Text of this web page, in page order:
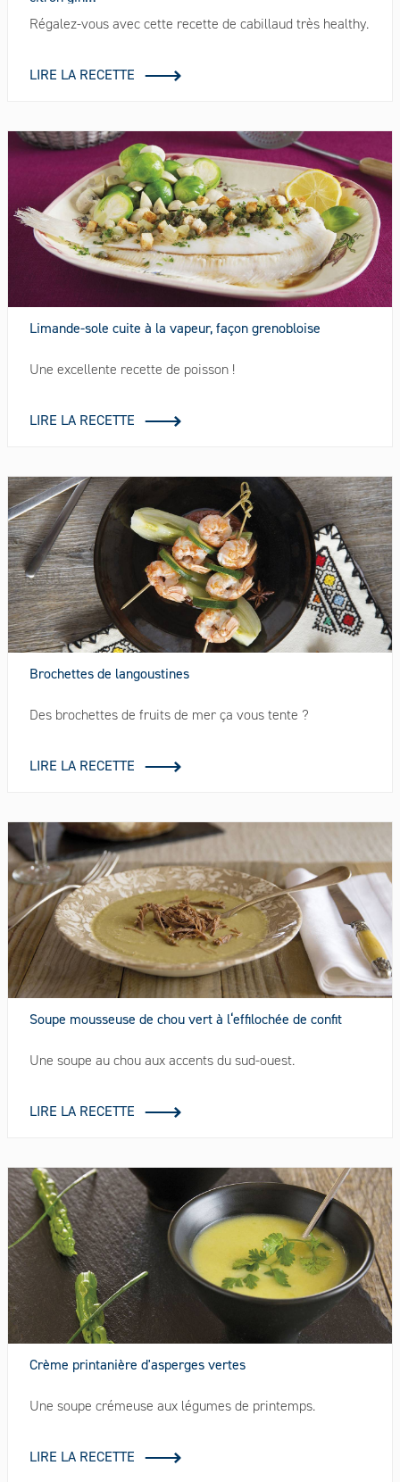
Régalez-vous avec cette recette de cabillaud très healthy.
LIRE LA RECETTE
Limande-sole cuite à la vapeur, façon grenobloise
Une excellente recette de poisson !
LIRE LA RECETTE
Brochettes de langoustines
Des brochettes de fruits de mer ça vous tente ?
LIRE LA RECETTE
Soupe mousseuse de chou vert à l‘effilochée de confit
Une soupe au chou aux accents du sud-ouest.
LIRE LA RECETTE
Crème printanière d'asperges vertes
Une soupe crémeuse aux légumes de printemps.
LIRE LA RECETTE